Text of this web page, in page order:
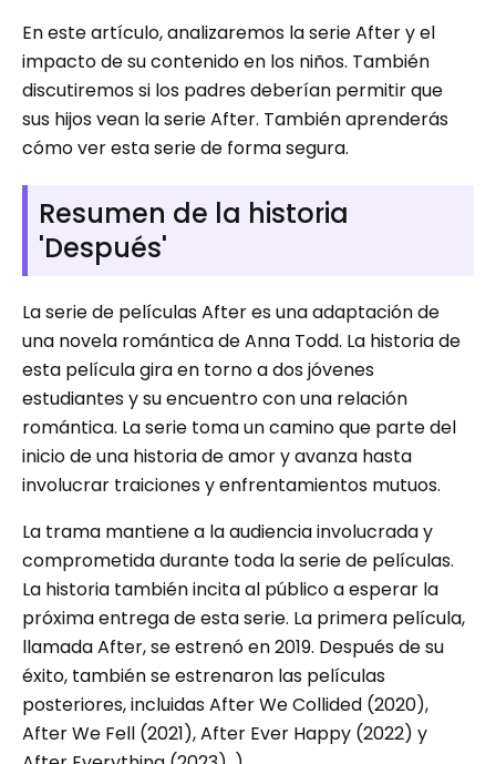
En este artículo, analizaremos la serie After y el
impacto de su contenido en los niños. También
discutiremos si los padres deberían permitir que
sus hijos vean la serie After. También aprenderás
cómo ver esta serie de forma segura.
Resumen de la historia
'Después'
La serie de películas After es una adaptación de
una novela romántica de Anna Todd. La historia de
esta película gira en torno a dos jóvenes
estudiantes y su encuentro con una relación
romántica. La serie toma un camino que parte del
inicio de una historia de amor y avanza hasta
involucrar traiciones y enfrentamientos mutuos.
La trama mantiene a la audiencia involucrada y
comprometida durante toda la serie de películas.
La historia también incita al público a esperar la
próxima entrega de esta serie. La primera película,
llamada After, se estrenó en 2019. Después de su
éxito, también se estrenaron las películas
posteriores, incluidas After We Collided (2020),
After We Fell (2021), After Ever Happy (2022) y